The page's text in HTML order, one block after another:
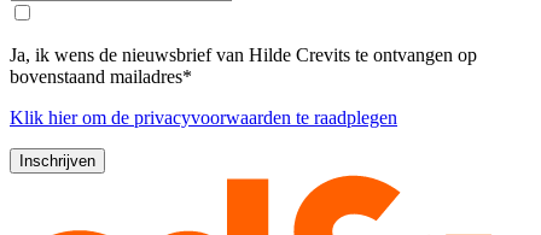
Ja, ik wens de nieuwsbrief van Hilde Crevits te ontvangen op
bovenstaand mailadres*
Klik hierom de privacyvoorwaarden te raadplegen